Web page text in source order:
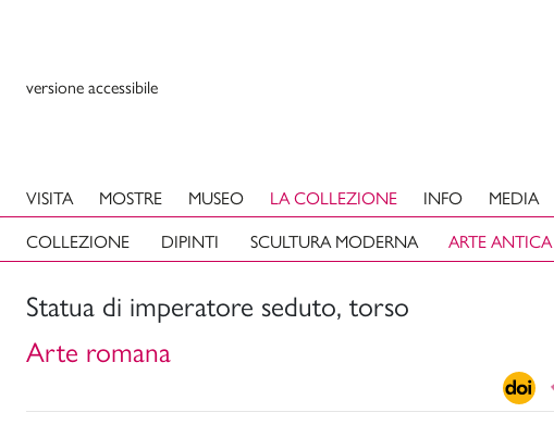
versione accessibile
VISITA MOSTRE MUSEO
LA COLLEZIONE
COLLEZIONE
DIPINTI SCULTURA MODERNA ARTE ANTICA
INFO MEDIA
Statua di imperatore seduto, torso
Arte romana